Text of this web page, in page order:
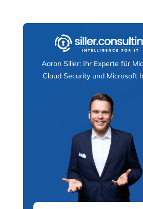
Aaron Siller: Ihr Experte für
Cloud Security und Microsoft